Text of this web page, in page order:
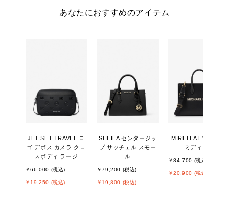
あなたにおすすめのアイテム
JET SET TRAVEL ロ
ゴ デボス カメラ クロ
スボディ ラージ
￥66,000 (税込)
￥19,250 (税込)
SHEILA センタージッ
プ サッチェル スモー
ル
￥79,200 (税込)
￥19,800 (税込)
MIRELLA EW トート
ミディアム
￥84,700 (税込)
￥20,900 (税込)